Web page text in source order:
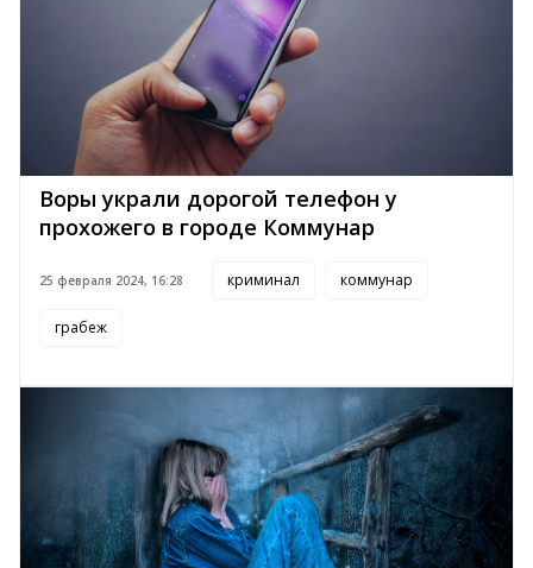
Воры украли дорогой телефон у
прохожего в городе Коммунар
25 февраля 2024, 16:28 криминал коммунар
грабеж